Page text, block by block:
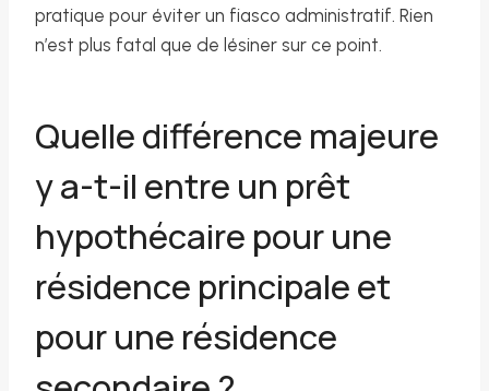
pratique pour éviter un fiasco administratif. Rien
n’est plus fatal que de lésiner sur ce point.
Quelle différence majeure
y a-t-il entre un prêt
hypothécaire pour une
résidence principale et
pour une résidence